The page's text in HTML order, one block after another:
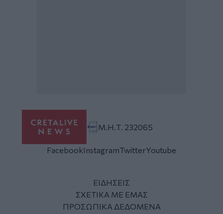
Μ.Η.Τ. 232065
FacebookInstagramTwitterYoutube
ΕΙΔΗΣΕΙΣ
ΣΧΕΤΙΚΑ ΜΕ ΕΜΑΣ
ΠΡΟΣΩΠΙΚΑ ΔΕΔΟΜΕΝΑ